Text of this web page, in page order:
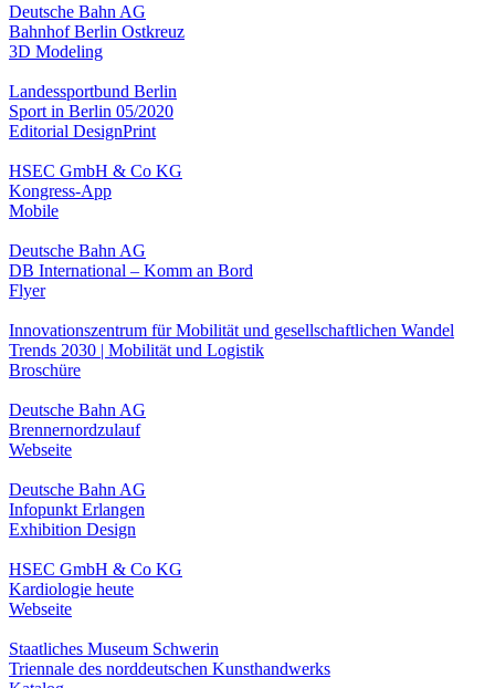
Deutsche Bahn AG
Bahnhof Berlin Ostkreuz
3D Modeling
Landessportbund Berlin
Sport in Berlin 05/2020
Editorial DesignPrint
HSEC GmbH & Co KG
Kongress-App
Mobile
Deutsche Bahn AG
DB International – Komm an Bord
Flyer
Innovationszentrum für Mobilität und gesellschaftlichen Wandel
Trends 2030 | Mobilität und Logistik
Broschüre
Deutsche Bahn AG
Brennernordzulauf
Webseite
Deutsche Bahn AG
Infopunkt Erlangen
Exhibition Design
HSEC GmbH & Co KG
Kardiologie heute
Webseite
Staatliches Museum Schwerin
Triennale des norddeutschen Kunsthandwerks